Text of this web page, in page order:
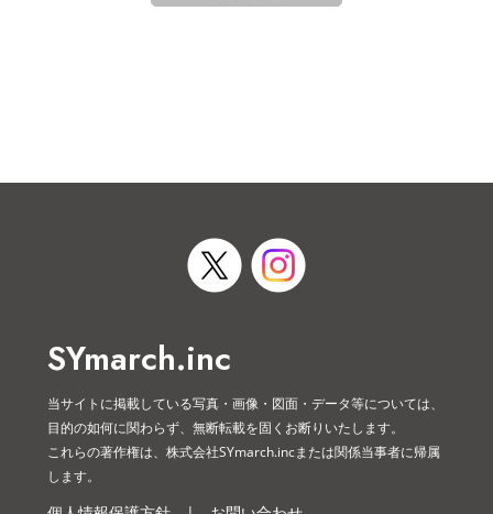
SYmarch.inc
当サイトに掲載している写真・画像・図面・データ等については、
目的の如何に関わらず、無断転載を固くお断りいたします。
これらの著作権は、株式会社SYmarch.incまたは関係当事者に帰属
します。